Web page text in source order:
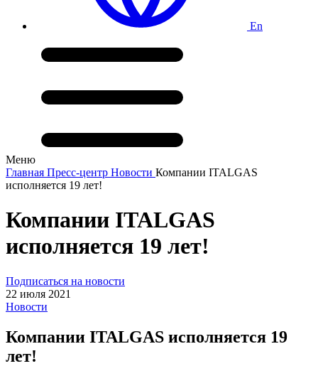
En
Меню
Главная Пресс-центр Новости Компании ITALGAS
исполняется 19 лет!
Компании ITALGAS
исполняется 19 лет!
Подписаться на новости
22 июля 2021
Новости
Компании ITALGAS исполняется 19
лет!